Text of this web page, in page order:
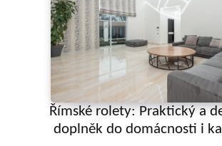
Římské rolety: Praktický a
doplněk do domácnosti i